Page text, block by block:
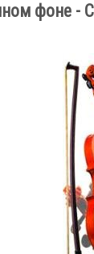
фоне -